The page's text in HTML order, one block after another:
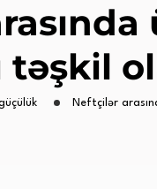
təşkil
Neftçilər